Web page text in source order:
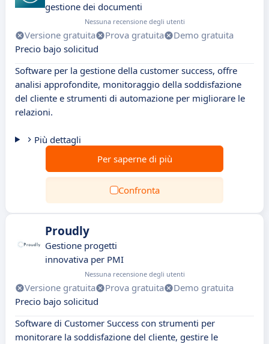
gestione dei documenti
Nessuna recensione degli utenti
Versione gratuita Prova gratuita
Demo gratuita
Precio bajo solicitud
Software per la gestione della customer success, offre
analisi approfondite, monitoraggio della soddisfazione
del cliente e strumenti di automazione per migliorare le
relazioni.
Più dettagli
Per saperne di più
Confronta
Proudly
Gestione progetti
innovativa per PMI
Nessuna recensione degli utenti
Versione gratuita Prova gratuita
Demo gratuita
Precio bajo solicitud
Software di Customer Success con strumenti per
monitorare la soddisfazione del cliente, gestire le